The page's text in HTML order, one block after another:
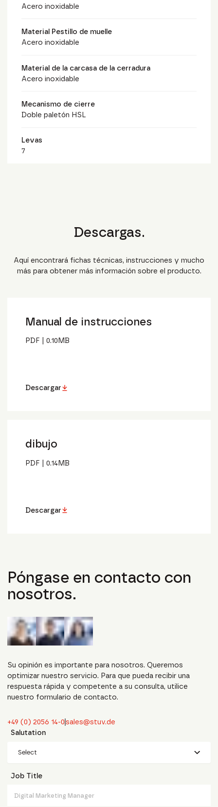
Acero inoxidable
Material Pestillo de muelle
Acero inoxidable
Material de la carcasa de la cerradura
Acero inoxidable
Mecanismo de cierre
Doble paletón HSL
Levas
7
Descargas.
Aquí encontrará fichas técnicas, instrucciones y mucho
más para obtener más información sobre el producto.
Manual de instrucciones
PDF 0.10MB
Descargar
dibujo
PDF 0.14MB
Descargar
Póngase en contacto con
nosotros.
Su opinión es importante para nosotros. Queremos
optimizar nuestro servicio. Para que pueda recibir una
respuesta rápida y competente a su consulta, utilice
nuestro formulario de contacto.
+49 (0) 2056 14-0sales@stuv.de
Salutation
Select
Job Title